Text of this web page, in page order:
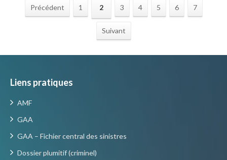
Précédent 1 2 3 4 5 6 7
Suivant
Liens pratiques
AMF
GAA
GAA – Fichier central des sinistres
Dossier plumitif (criminel)